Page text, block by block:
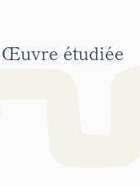
Œuvre étudiée